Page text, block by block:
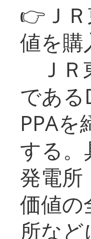
👉Ｊ
値を
ＪＲ
であ
PPA
する
発電所
価値の
所な